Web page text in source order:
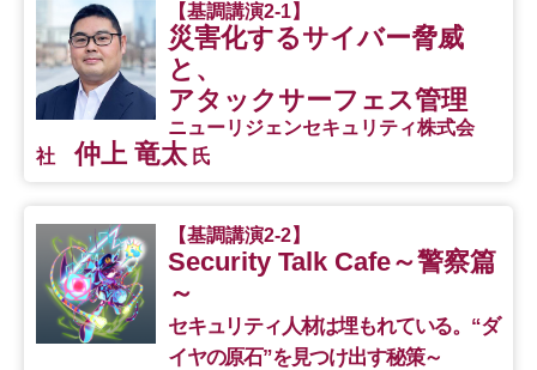
【基調講演2-1】
災害化するサイバー脅威
と、
アタックサーフェス管理
ニューリジェンセキュリティ株式会
社仲上 竜太 氏
【基調講演2-2】
Security Talk Cafe～警察篇
～
セキュリティ人材は埋もれている。“ダ
イヤの原石”を見つけ出す秘策～